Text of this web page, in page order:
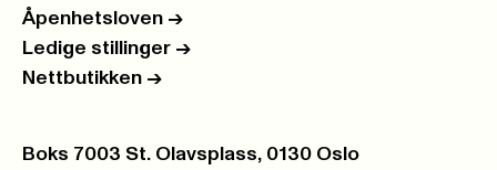
Åpenhetsloven ->
Ledige stillinger ->
Nettbutikken ->
Postboks:
Boks 7003 St. Olavsplass, 0130 Oslo